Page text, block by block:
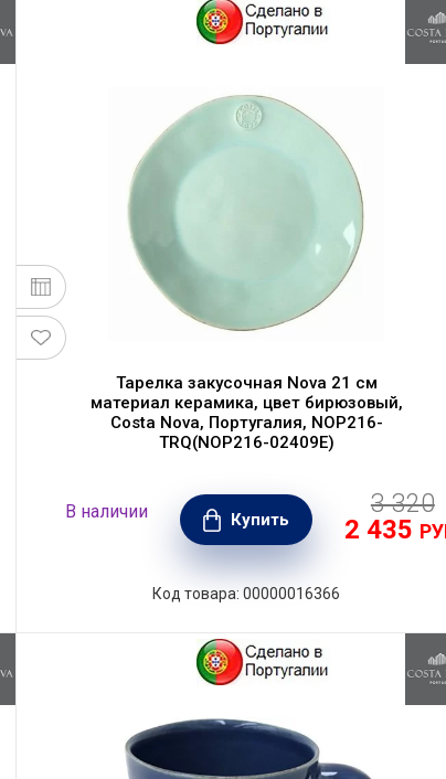
Тарелка закусочная Nova 21 см
материал керамика, цвет бирюзовый,
Costa Nova, Португалия, NOP216-
TRQ(NOP216-02409E)
В наличии Купить
3 320
2 435
Код товара: 00000016366